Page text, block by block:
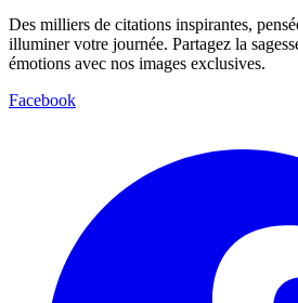
Des milliers de citations inspirantes,
illuminer votre journée. Partagez la
émotions avec nos images exclusives.
Facebook